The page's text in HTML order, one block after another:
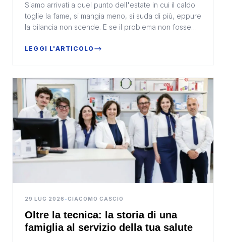
Siamo arrivati a quel punto dell'estate in cui il caldo
toglie la fame, si mangia meno, si suda di più, eppure
la bilancia non scende. E se il problema non fosse
LEGGI L'ARTICOLO
29 LUG 2026 •GIACOMO CASCIO
Oltre la tecnica: la storia di una
famiglia al servizio della tua salute